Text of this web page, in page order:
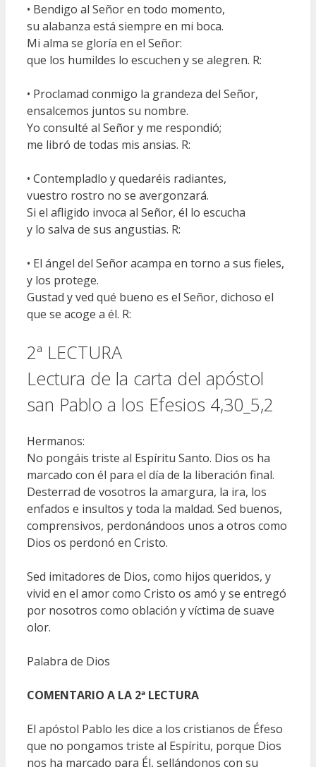
• Bendigo al Señor en todo momento,
su alabanza está siempre en mi boca.
Mi alma se gloría en el Señor:
que los humildes lo escuchen y se alegren. R:
• Proclamad conmigo la grandeza del Señor,
ensalcemos juntos su nombre.
Yo consulté al Señor y me respondió;
me libró de todas mis ansias. R:
• Contempladlo y quedaréis radiantes,
vuestro rostro no se avergonzará.
Si el afligido invoca al Señor, él lo escucha
y lo salva de sus angustias. R:
• El ángel del Señor acampa en torno a sus fieles,
y los protege.
Gustad y ved qué bueno es el Señor, dichoso el
que se acoge a él. R:
2ª LECTURA
Lectura de la carta del apóstol
san Pablo a los Efesios 4,30_5,2
Hermanos:
No pongáis triste al Espíritu Santo. Dios os ha
marcado con él para el día de la liberación final.
Desterrad de vosotros la amargura, la ira, los
enfados e insultos y toda la maldad. Sed buenos,
comprensivos, perdonándoos unos a otros como
Dios os perdonó en Cristo.
Sed imitadores de Dios, como hijos queridos, y
vivid en el amor como Cristo os amó y se entregó
por nosotros como oblación y víctima de suave
olor.
Palabra de Dios
COMENTARIO A LA 2ª LECTURA
El apóstol Pablo les dice a los cristianos de Éfeso
que no pongamos triste al Espíritu, porque Dios
nos ha marcado para Él, sellándonos con su